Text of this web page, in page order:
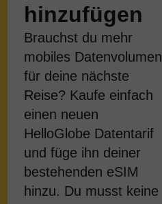
hinzufügen
Brauchst du mehr
mobiles Datenvolumen
für deine nächste
Reise? Kaufe einfach
einen neuen
HelloGlobe Datentarif
und füge ihn deiner
bestehenden eSIM
hinzu. Du musst keine